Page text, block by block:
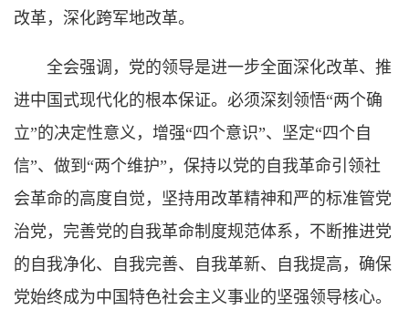
改革，深化跨军地改革。
全会强调，党的领导是进一步全面深化改革、推
进中国式现代化的根本保证。必须深刻领悟“两个确
立”的决定性意义，增强“四个意识”、坚定“四个自
信”、做到“两个维护”，保持以党的自我革命引领社
会革命的高度自觉，坚持用改革精神和严的标准管党
治党，完善党的自我革命制度规范体系，不断推进党
的自我净化、自我完善、自我革新、自我提高，确保
党始终成为中国特色社会主义事业的坚强领导核心。